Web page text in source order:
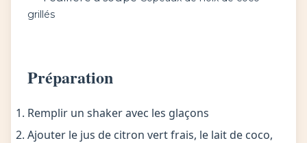
grillés
Préparation
Remplir un shaker avec les glaçons
Ajouter le jus de citron vert frais, le lait de coco,